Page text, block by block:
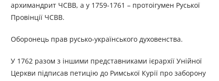
архимандрит ЧСВВ, а у 1759-1761 – протоігумен Руської
Провінції ЧСВВ.
Оборонець прав русько-українського духовенства.
У 1762 разом з іншими представниками ієрархії Унійної
Церкви підписав петицію до Римської Курії про заборону